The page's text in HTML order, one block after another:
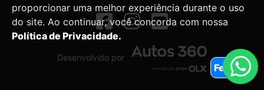
proporcionar uma melhor experiência durante o uso
do site. Ao continuar, você concorda com nossa
Política de Privacidade.
Fechar
Desenvolvido por